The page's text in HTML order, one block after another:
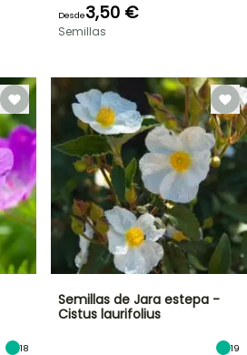
Desde3,50 €
Semillas
18
Semillas de Jara estepa -
Cistus laurifolius
19